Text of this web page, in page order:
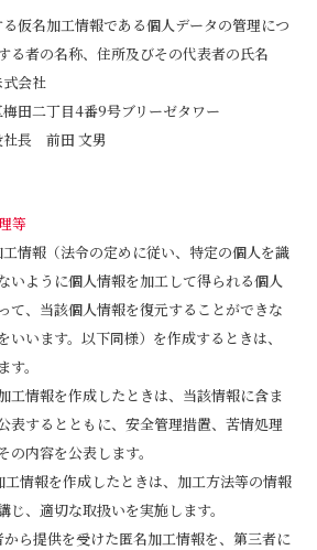
仮名加工情報である個人データの管理につ
る者の名称、住所及びその代表者の氏名
会社
田二丁目4番9号ブリーゼタワー
社長 前田 文男
等
情報（法令の定めに従い、特定の個人を識
いように個人情報を加工して得られる個人
て、当該個人情報を復元することができな
いいます。以下同様）を作成するときは、
。
工情報を作成したときは、当該情報に含ま
表するとともに、安全管理措置、苦情処理
内容を公表します。
工情報を作成したときは、加工方法等の情報
じ、適切な取扱いを実施します。
ら提供を受けた匿名加工情報を、第三者に